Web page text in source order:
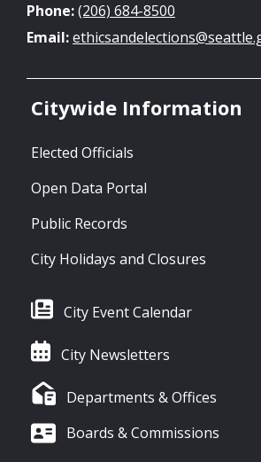
Phone:(206) 684-8500
Email:
Citywide Information
Elected Officials
Open Data Portal
Public Records
City Holidays and Closures
City Event Calendar
City Newsletters
Departments & Offices
Boards & Commissions